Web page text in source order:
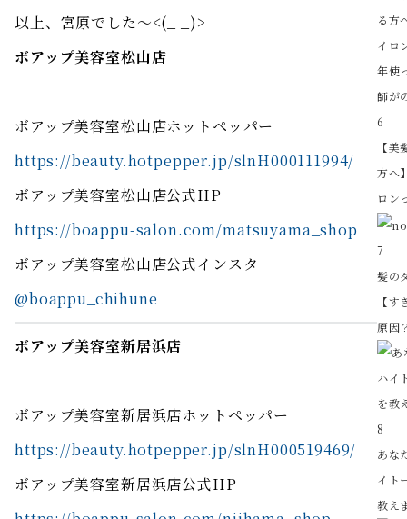
以上、宮原でした～<(_ _)>
ボアップ美容室松山店
ボアップ美容室松山店ホットペッパー
https://beauty.hotpepper.jp/slnH000111994/
ボアップ美容室松山店公式HP
https://boappu-salon.com/matsuyama_shop
ボアップ美容室松山店公式インスタ
@boappu_chihune
ボアップ美容室新居浜店
ボアップ美容室新居浜店ホットペッパー
https://beauty.hotpepper.jp/slnH000519469/
ボアップ美容室新居浜店公式HP
6
【
方へ
ロン
7
髪の
【
原因
8
あな
イト
教え